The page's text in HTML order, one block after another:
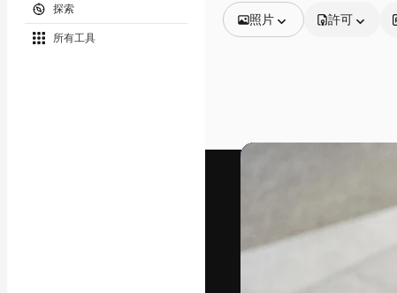
探索
所有工具
照片
視頻
許可